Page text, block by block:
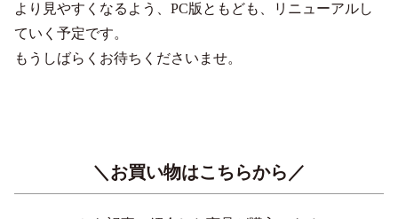
より見やすくなるよう、PC版ともども、リニューアルし
ていく予定です。
もうしばらくお待ちくださいませ。
＼お買い物はこちらから／